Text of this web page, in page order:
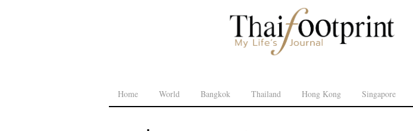
Home World Bangkok Thailand Hong Kong Singapore